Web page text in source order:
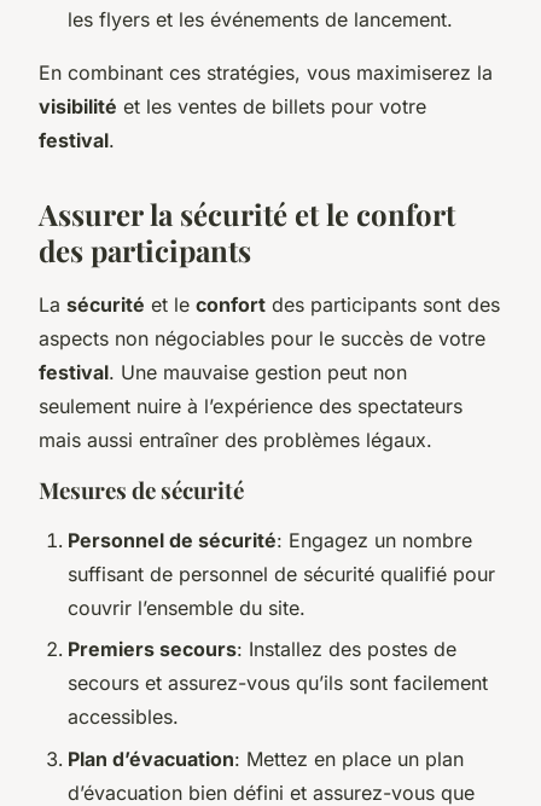
les flyers et les événements de lancement.
En combinant ces stratégies, vous maximiserez la
visibilité et les ventes de billets pour votre
festival.
Assurer la sécurité et le confort
des participants
La sécurité et le confort des participants sont des
aspects non négociables pour le succès de votre
festival. Une mauvaise gestion peut non
seulement nuire à l’expérience des spectateurs
mais aussi entraîner des problèmes légaux.
Mesures de sécurité
Personnel de sécurité: Engagez un nombre
suffisant de personnel de sécurité qualifié pour
couvrir l’ensemble du site.
Premiers secours: Installez des postes de
secours et assurez-vous qu’ils sont facilement
accessibles.
Plan d’évacuation: Mettez en place un plan
d’évacuation bien défini et assurez-vous que